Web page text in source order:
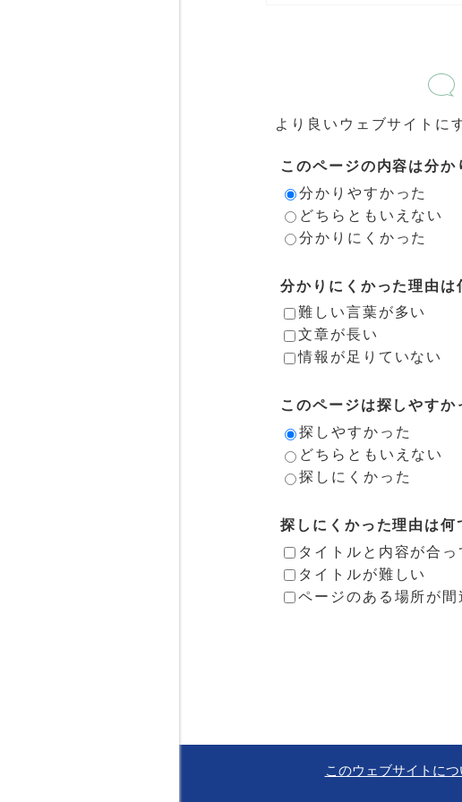
より良いウェブサイトに
このページの内容は分
分かりやすかった
どちらともいえない
分かりにくかった
分かりにくかった理由は
難しい言葉が多い
文章が長い
情報が足りていない
このページは探しやすか
探しやすかった
どちらともいえない
探しにくかった
探しにくかった理由は何
タイトルと内容が合っ
タイトルが難しい
ページのある場所が間
このウェブサイトにつ